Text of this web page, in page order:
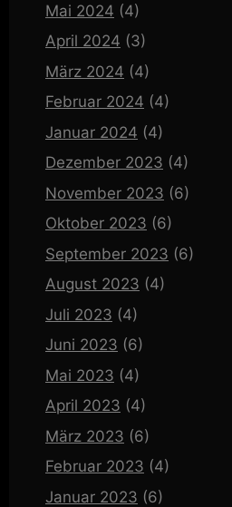
Mai 2024 (4)
April 2024 (3)
März 2024 (4)
Februar 2024 (4)
Januar 2024 (4)
Dezember 2023 (4)
November 2023 (6)
Oktober 2023 (6)
September 2023 (6)
August 2023 (4)
Juli 2023 (4)
Juni 2023 (6)
Mai 2023 (4)
April 2023 (4)
März 2023 (6)
Februar 2023 (4)
Januar 2023 (6)